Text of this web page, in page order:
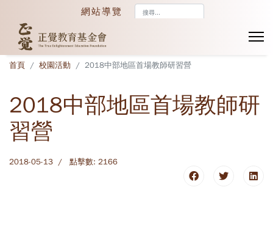
網站導覽
首頁 校園活動 2018中部地區首場教師研習營
2018中部地區首場教師研
習營
2018-05-13 點擊數: 2166